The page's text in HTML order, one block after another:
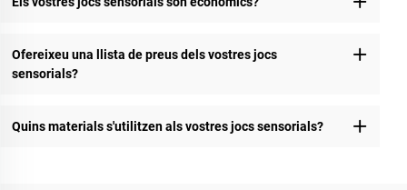
Ofereixeu una llista de preus dels vostres jocs
sensorials?
Quins materials s'utilitzen als vostres jocs sensorials?